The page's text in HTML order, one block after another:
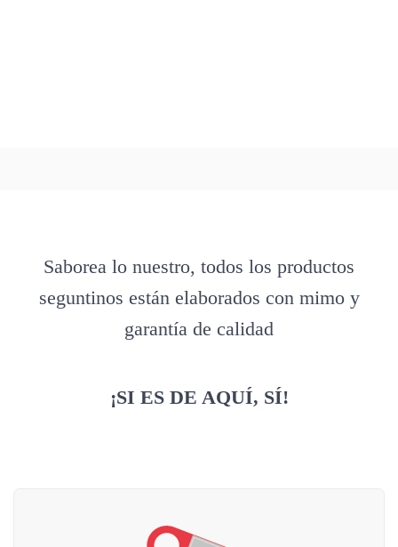
Saborea lo nuestro, todos los productos
seguntinos están elaborados con mimo y
garantía de calidad
¡SI ES DE AQUÍ, SÍ!